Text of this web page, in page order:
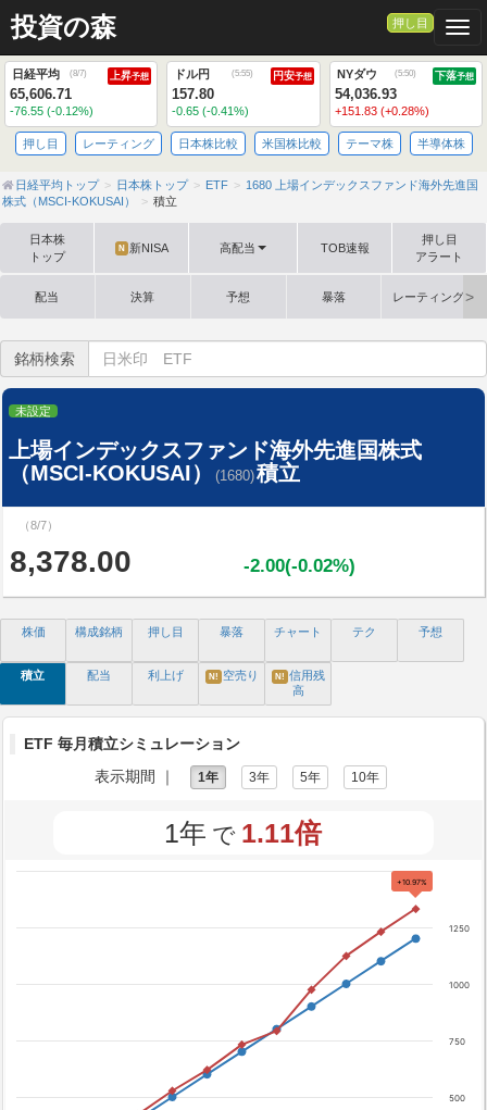
投資の森 押し目
日経平均 (8/7) 上昇予想
65,606.71
-76.55 (-0.12%)
ドル円 (5:55) 円安予想
157.80
-0.65 (-0.41%)
NYダウ (5:50) 下落予想
54,036.93
+151.83 (+0.28%)
押し目 レーティング 日本株比較 米国株比較 テーマ株 半導体株
日経平均トップ 日本株トップ ETF
1680 上場インデックスファンド海外先進国
株式（MSCI-KOKUSAI）
積立
日本株
トップ
N 新NISA 高配当 TOB速報
押し目
アラート
配当 決算 予想 暴落 レーティング格
銘柄検索
未設定
上場インデックスファンド海外先進国株式
（MSCI-KOKUSAI）
(1680)積立
（8/7）
8,378.00 -2.00(-0.02%)
株価 構成銘柄 押し目 暴落 チャート テク 予想
積立 配当 利上げ N! 空売り N! 信用残
高
ETF 毎月積立シミュレーション
表示期間 ｜
1年 3年 5年 10年
1年 で 1.11倍
+10.97%
500
750
1000
1250